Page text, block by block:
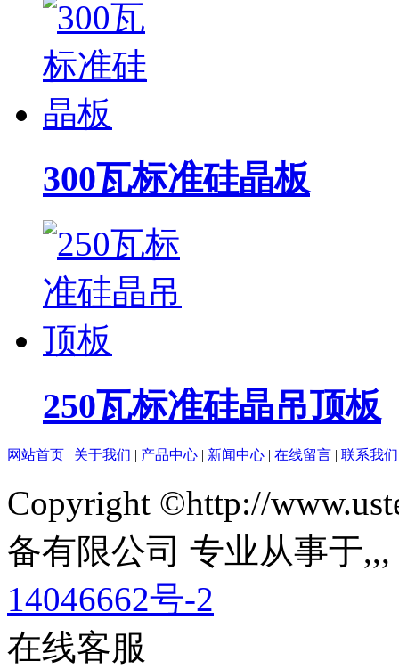
300瓦标准硅晶板
250瓦标准硅晶吊顶板
网站首页 | 关于我们 | 产品中心 | 新闻中心 | 在线留言 | 联系我们
Copyright ©http://
备有限公司 专业从事于,,
14046662号-2
在线客服